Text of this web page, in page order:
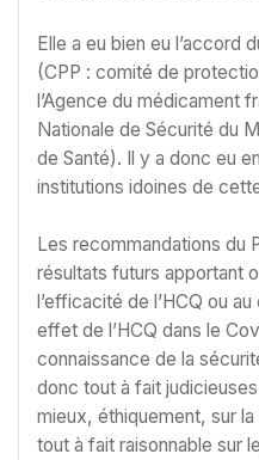
Elle a eu bien eu l’accord
(CPP : comité de
l’Agence du médicament
Nationale de Sécurité du
de Santé). Il y a donc eu
institutions idoines de
Les recommandations du
résultats futurs apportant
l’efficacité de l’HCQ ou
effet de l’HCQ dans le
connaissance de la
donc tout à fait
mieux, éthiquement, sur
tout à fait raisonnable sur